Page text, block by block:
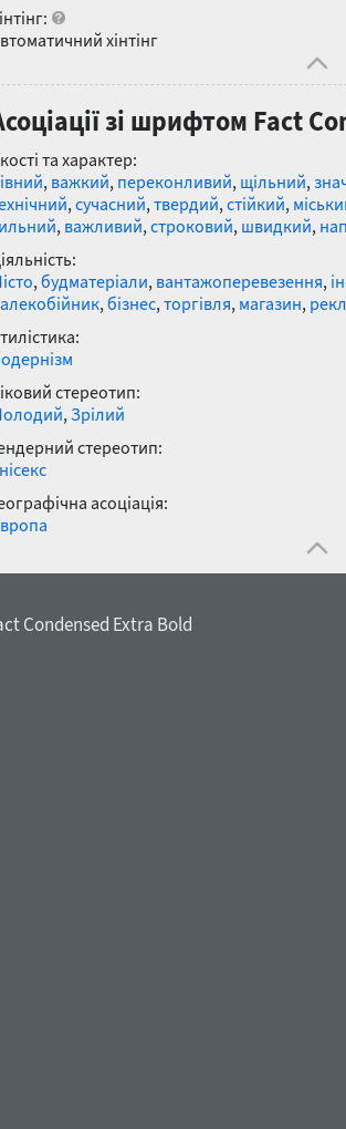
хінтінг
зі шрифтом Fact
та характер:
, важкий, переконливий, щільний,
, сучасний, твердий, стійкий,
, важливий, строковий, швидкий,
, будматеріали, вантажоперевезення,
, бізнес, торгівля, магазин,
стереотип:
, Зрілий
стереотип:
асоціація:
Condensed Extra Bold